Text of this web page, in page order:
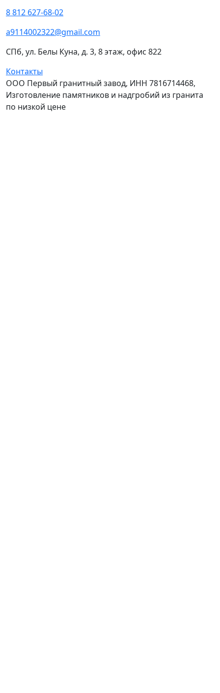
8 812 627-68-02
a9114002322@gmail.com
СПб, ул. Белы Куна, д. 3, 8 этаж, офис 822
Контакты
ООО Первый гранитный завод, ИНН 7816714468,
Изготовление памятников и надгробий из гранита
по низкой цене